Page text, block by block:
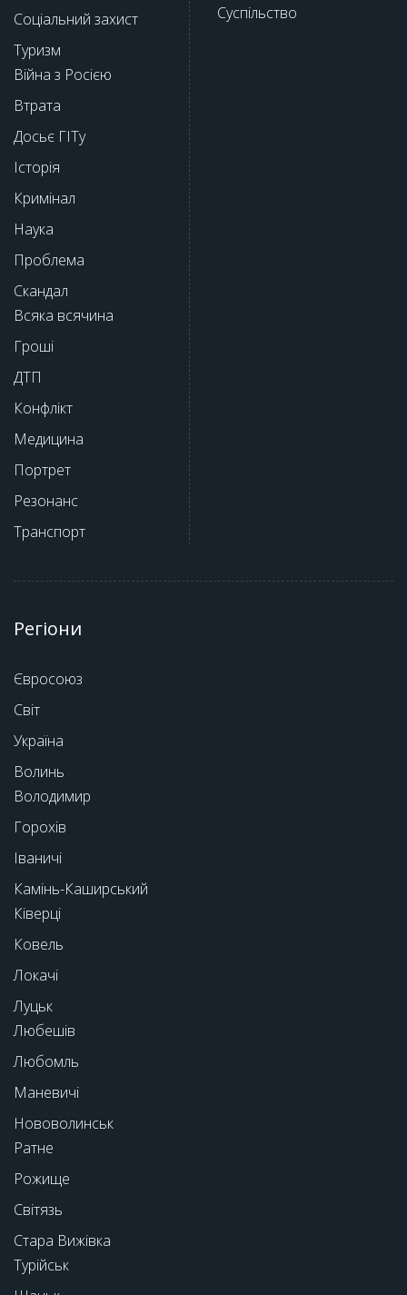
Соціальний захист
Туризм
Війна з Росією
Втрата
Досьє ГІТу
Історія
Кримінал
Наука
Проблема
Скандал
Всяка всячина
Гроші
ДТП
Конфлікт
Медицина
Портрет
Резонанс
Транспорт
Суспільство
Регіони
Євросоюз
Світ
Україна
Волинь
Володимир
Горохів
Іваничі
Камінь-Каширський
Ківерці
Ковель
Локачі
Луцьк
Любешів
Любомль
Маневичі
Нововолинськ
Ратне
Рожище
Світязь
Стара Вижівка
Турійськ